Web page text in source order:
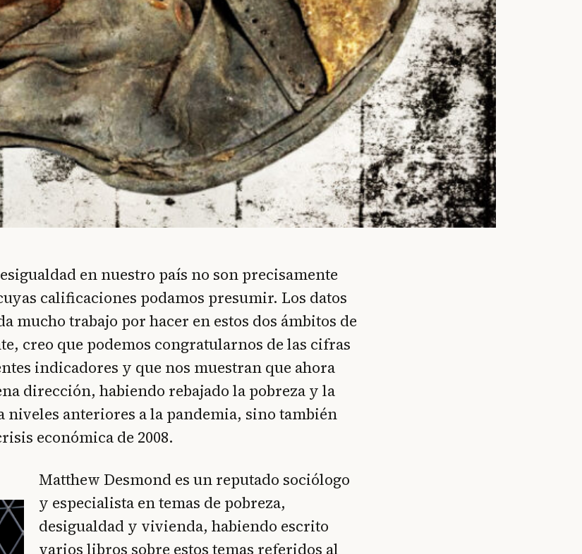
en nuestro país no son precisamente
calificaciones podamos presumir. Los datos
mucho trabajo por hacer en estos dos ámbitos de
creo que podemos congratularnos de las cifras
indicadores y que nos muestran que ahora
dirección, habiendo rebajado la pobreza y la
niveles anteriores a la pandemia, sino también
económica de 2008.
Matthew Desmond es un reputado sociólogo
y especialista en temas de pobreza,
desigualdad y vivienda, habiendo escrito
varios libros sobre estos temas referidos al